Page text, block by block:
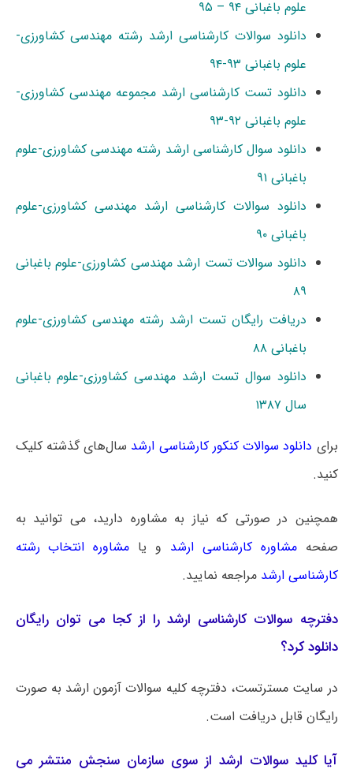
علوم باغبانی ۹۴ – ۹۵
دانلود سوالات کارشناسی ارشد رشته مهندسی کشاورزی-
علوم باغبانی ۹۳-۹۴
دانلود تست کارشناسی ارشد مجموعه مهندسی کشاورزی-
علوم باغبانی ۹۲-۹۳
دانلود سوال کارشناسی ارشد رشته مهندسی کشاورزی-علوم
باغبانی ۹۱
دانلود سوالات کارشناسی ارشد مهندسی کشاورزی-علوم
باغبانی ۹۰
دانلود سوالات تست ارشد مهندسی کشاورزی-علوم باغبانی
۸۹
دریافت رایگان تست ارشد رشته مهندسی کشاورزی-علوم
باغبانی ۸۸
دانلود سوال تست ارشد مهندسی کشاورزی-علوم باغبانی
سال ۱۳۸۷
برای دانلود سوالات کنکور کارشناسی ارشد سال‌های گذشته کلیک
کنید.
همچنین در صورتی که نیاز به مشاوره دارید، می توانید به
صفحهمشاوره کارشناسی ارشد و یا مشاوره انتخاب رشته
کارشناسی ارشد مراجعه نمایید.
دفترچه سوالات کارشناسی ارشد را از کجا می توان رایگان
دانلود کرد؟
در سایت مسترتست، دفترچه کلیه سوالات آزمون ارشد به صورت
رایگان قابل دریافت است.
آیا کلید سوالات ارشد از سوی سازمان سنجش منتشر می